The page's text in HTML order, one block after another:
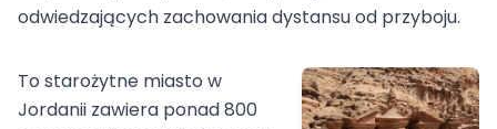
odwiedzających zachowania dystansu od przyboju.
To starożytne miasto w
Jordanii zawiera ponad 800